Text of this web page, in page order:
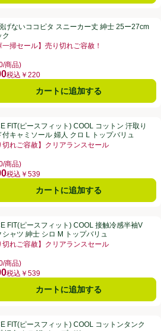
カー丈 紳士 25ー27cm ブラック
0.0点。
げないココピタ スニーカー丈 紳士 25ー27cm
ク
一掃セール】売り切れご容赦！
商品)
税込￥220
カートに追加する
COOL コットン 汗取りパッド付キャミ
点。
FIT(ピースフィット) COOL コットン 汗取り
付キャミソール 婦人 クロ L トップバリュ
切れご容赦】クリアランスセール
商品)
税込￥539
カートに追加する
COOL 接触冷感半袖Vネックシャツ 紳士
0.0点。
FIT(ピースフィット) COOL 接触冷感半袖V
シャツ 紳士 シロ M トップバリュ
切れご容赦】クリアランスセール
商品)
税込￥539
カートに追加する
COOL コットンタンクトップ 婦人 クロ
0.0点。
FIT(ピースフィット) COOL コットンタンク